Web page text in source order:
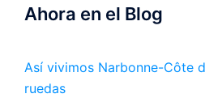
Ahora en el Blog
Así vivimos Narbonne-Côte
ruedas